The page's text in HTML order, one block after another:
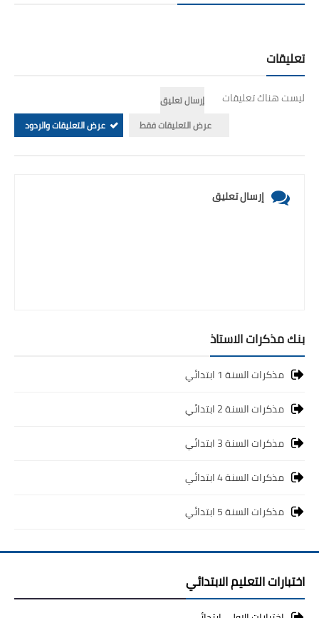
تعليقات
ليست هناك تعليقات
إرسال تعليق
عرض التعليقات فقط
عرض التعليقات والردود
إرسال تعليق
بنك مذكرات الاستاذ
مذكرات السنة 1 ابتدائي
مذكرات السنة 2 ابتدائي
مذكرات السنة 3 ابتدائي
مذكرات السنة 4 ابتدائي
مذكرات السنة 5 ابتدائي
اختبارات التعليم الابتدائي